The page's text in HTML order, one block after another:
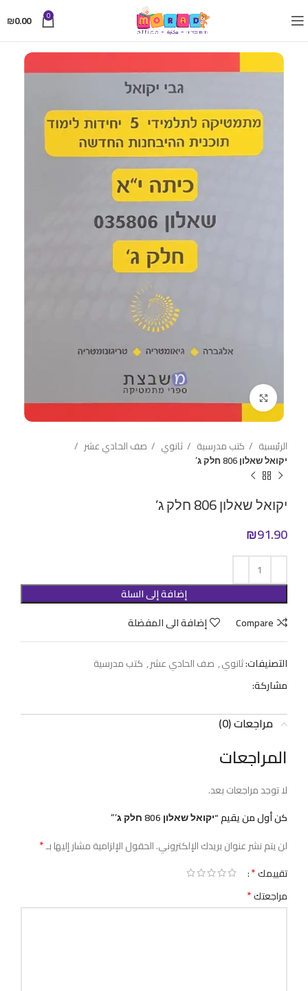
0
₪0.00
الرئيسية كتب مدرسية ثانوي
صف الحادي عشر
יקואל שאלון 806 חלק ג’
יקואל שאלון 806 חלק ג’
₪91.90
إضافة إلى السلة
Compare
إضافة الى المفضلة
التصنيفات:ثانوي, صف الحادي عشر, كتب مدرسية
مشاركة:
مراجعات (0)
المراجعات
لا توجد مراجعات بعد.
كن أول من يقيم “יקואל שאלון 806 חלק ג’”
لن يتم نشر عنوان بريدك الإلكتروني.الحقول الإلزامية مشار إليها بـ*
تقييمك*
مراجعتك*